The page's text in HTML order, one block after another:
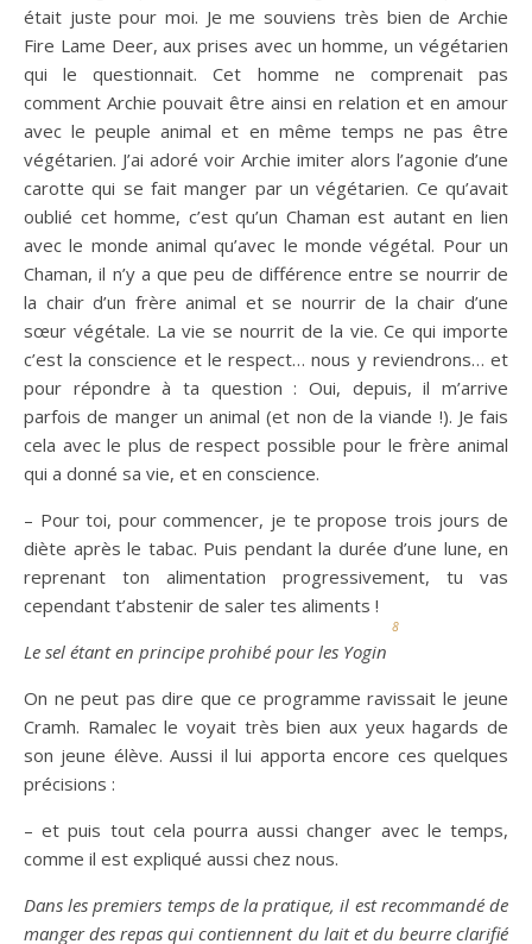
était juste pour moi. Je me souviens très bien de Archie
Fire Lame Deer, aux prises avec un homme, un végétarien
qui le questionnait. Cet homme ne comprenait pas
comment Archie pouvait être ainsi en relation et en amour
avec le peuple animal et en même temps ne pas être
végétarien. J’ai adoré voir Archie imiter alors l’agonie d’une
carotte qui se fait manger par un végétarien. Ce qu’avait
oublié cet homme, c’est qu’un Chaman est autant en lien
avec le monde animal qu’avec le monde végétal. Pour un
Chaman, il n’y a que peu de différence entre se nourrir de
la chair d’un frère animal et se nourrir de la chair d’une
sœur végétale. La vie se nourrit de la vie. Ce qui importe
c’est la conscience et le respect… nous y reviendrons… et
pour répondre à ta question : Oui, depuis, il m’arrive
parfois de manger un animal (et non de la viande !). Je fais
cela avec le plus de respect possible pour le frère animal
qui a donné sa vie, et en conscience.
– Pour toi, pour commencer, je te propose trois jours de
diète après le tabac. Puis pendant la durée d’une lune, en
reprenant ton alimentation progressivement, tu vas
cependant t’abstenir de saler tes aliments !
Le sel étant en principe prohibé pour les Yogin
8
On ne peut pas dire que ce programme ravissait le jeune
Cramh. Ramalec le voyait très bien aux yeux hagards de
son jeune élève. Aussi il lui apporta encore ces quelques
précisions :
– et puis tout cela pourra aussi changer avec le temps,
comme il est expliqué aussi chez nous.
Dans les premiers temps de la pratique, il est recommandé de
manger des repas qui contiennent du lait et du beurre clarifié